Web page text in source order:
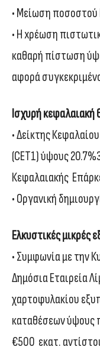
• Μείωση
• H xρέωση
καθαρή πίστωση
αφορά
Ισχυρή κεφαλαιακή
• Δείκτης
(CET1) ύψους
Κεφαλαιακής
• Οργανική
Ελκυστικές μικρές
• Συμφωνία με την
Δημόσια Εταιρεία
χαρτοφυλακίου
καταθέσεων ύψους
€500 εκατ.